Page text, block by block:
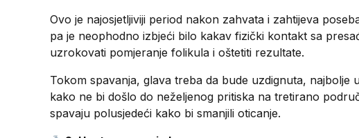
Ovo je najosjetljiviji period nakon zahvata i zahtijeva
pa je neophodno izbjeći bilo kakav fizički kontakt sa
uzrokovati pomjeranje folikula i oštetiti rezultate.
Tokom spavanja, glava treba da bude uzdignuta,
kako ne bi došlo do neželjenog pritiska na tretirano
spavaju polusjedeći kako bi smanjili oticanje.